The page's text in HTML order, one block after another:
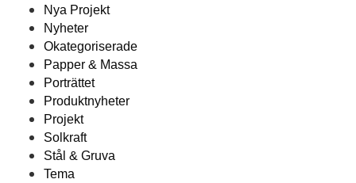
Nya Projekt
Nyheter
Okategoriserade
Papper & Massa
Porträttet
Produktnyheter
Projekt
Solkraft
Stål & Gruva
Tema